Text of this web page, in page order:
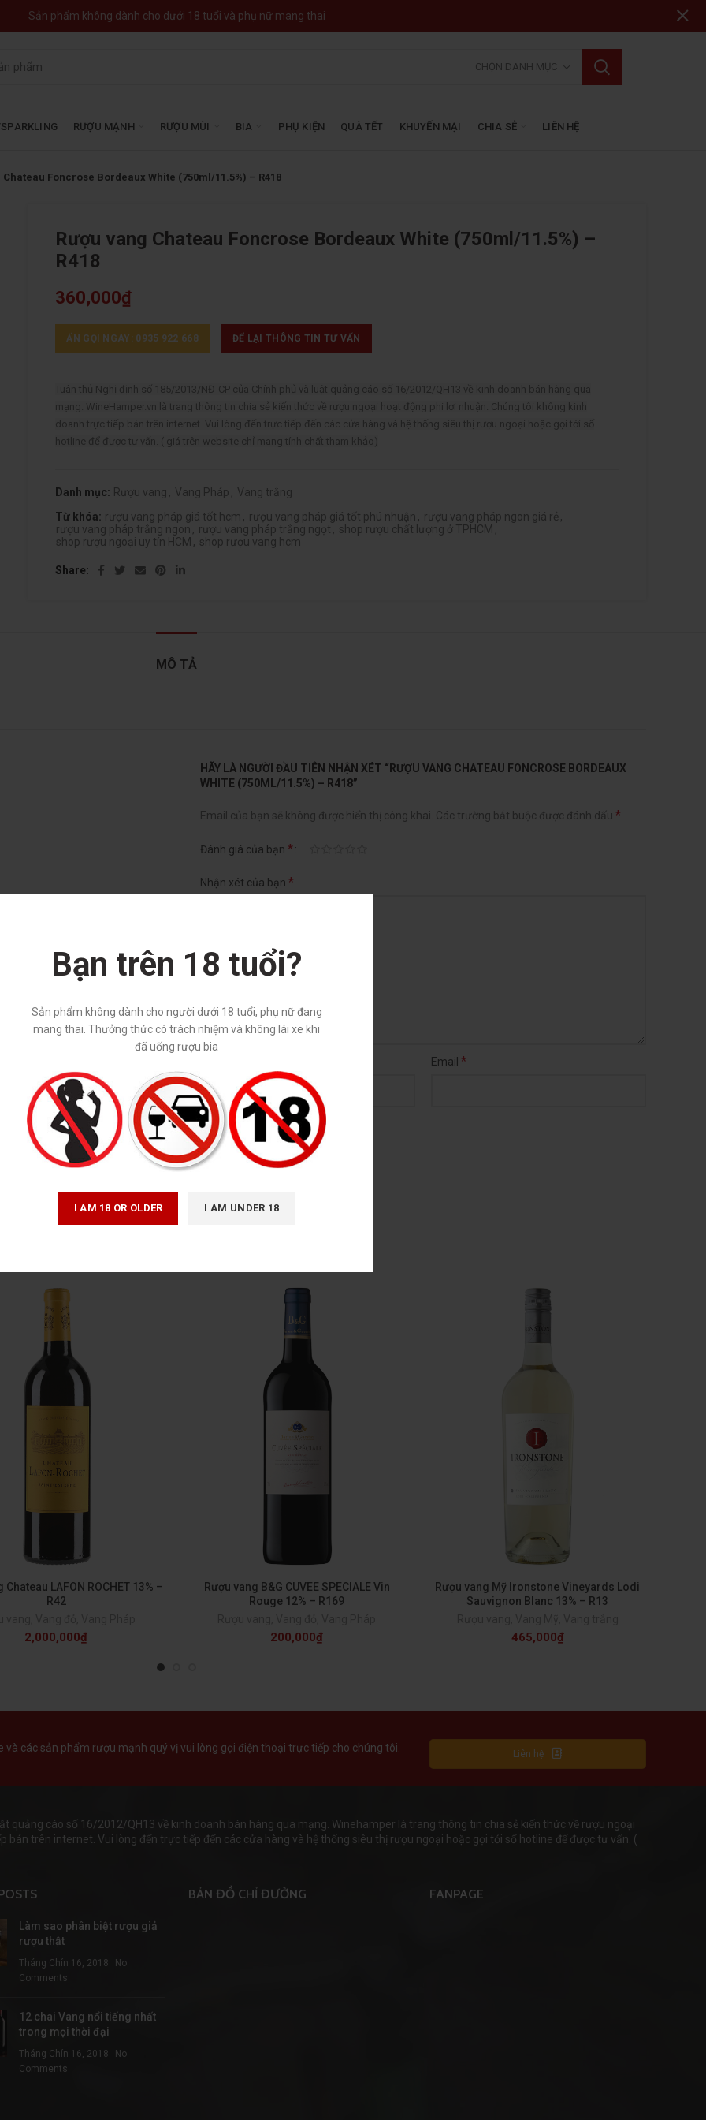
Bạn trên 18 tuổi?
Sản phẩm không dành cho người dưới 18 tuổi, phụ nữ đang
mang thai. Thưởng thức có trách nhiệm và không lái xe khi
đã uống rượu bia
I AM 18 OR OLDER I AM UNDER 18
CHỌN DANH MỤC
RƯỢU MẠNH RƯỢU MÙI BIA PHỤ KIỆN QUÀ TẾT KHUYẾN MẠI CHIA SẺ LIÊN HỆ
Chateau Foncrose Bordeaux White (750ml/11.5%) – R418
Rượu vang Chateau Foncrose Bordeaux White (750ml/11.5%) –
R418
360,000₫
ẤN GỌI NGAY: 0935 922 668 ĐỂ LẠI THÔNG TIN TƯ VẤN
Tuân thủ Nghị định số 185/2013/NĐ-CP của Chính phủ và luật quảng cáo số 16/2012/QH13 về kinh doanh bán hàng qua
mạng. WineHamper.vn là trang thông tin chia sẻ kiến thức về rượu ngoại hoạt động phi lơi nhuận. Chúng tôi không kinh
doanh trực tiếp bán trên internet. Vui lòng đến trực tiếp đến các cửa hàng và hệ thống siêu thị rượu ngoại hoặc gọi tới số
hotline để được tư vấn. ( giá trên website chỉ mang tính chất tham khảo)
Danh mục: Rượu vang , Vang Pháp , Vang trắng
Từ khóa: rượu vang pháp giá tốt hcm , rượu vang pháp giá tốt phú nhuận , rượu vang pháp ngon giá rẻ ,
rượu vang pháp trắng ngon , rượu vang pháp trắng ngọt , shop rượu chất lượng ở TPHCM ,
shop rượu ngoại uy tín HCM , shop rượu vang hcm
Share
MÔ TẢ
HÃY LÀ NGƯỜI ĐẦU TIÊN NHẬN XÉT “RƯỢU VANG CHATEAU FONCROSE BORDEAUX
WHITE (750ML/11.5%) – R418”
Email của bạn sẽ không được hiển thị công khai. Các trường bắt buộc được đánh dấu *
Đánh giá của bạn *
Nhận xét của bạn *
Email *
Chateau LAFON ROCHET 13% –
R42
2,000,000₫
Rượu vang B&G CUVEE SPECIALE Vin
Rouge 12% – R169
200,000₫
Rượu vang Mỹ Ironstone Vineyards Lodi
Sauvignon Blanc 13% – R13
465,000₫
các sản phẩm rượu mạnh quý vị vui lòng gọi điện thoại trực tiếp cho chúng tôi. Liên hệ
quảng cáo số 16/2012/QH13 về kinh doanh bán hàng qua mạng. Winehamper là trang thông tin chia sẻ kiến thức về rượu ngoại
bán trên internet. Vui lòng đến trực tiếp đến các cửa hàng và hệ thống siêu thị rượu ngoại hoặc gọi tới số hotline để được tư vấn. (
Làm sao phân biệt rượu giả
rượu thật
Tháng Chín 16, 2018
No
Comments
12 chai Vang nổi tiếng nhất
trong mọi thời đại
Tháng Chín 16, 2018
No
Comments
BẢN ĐỒ CHỈ ĐƯỜNG FANPAGE
Sản phẩm không dành cho dưới 18 tuổi và phụ nữ mang thai